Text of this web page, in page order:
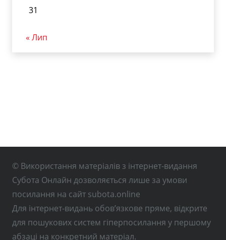
31
« Лип
© Використання матеріалів з інтернет-видання
Субота Онлайн дозволяється лише за умови
посилання на сайт subota.online
Для інтернет-видань обов’язкове пряме, відкрите
для пошукових систем гіперпосилання у першому
абзаці на конкретний матеріал.